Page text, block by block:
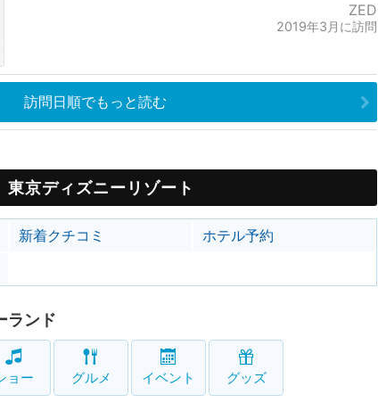
ZED
2019年3月に訪問
訪問日順でもっと読む
東京ディズニーリゾート
新着クチコミ
ホテル予約
ランド
ョー グルメ イベント グッズ